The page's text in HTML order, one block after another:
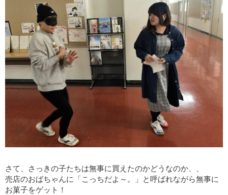
さて、さっきの子たちは無事に買えたのかどうなのか、、
売店のおばちゃんに「こっちだよ～。」と呼ばれながら無事に
お菓子をゲット！